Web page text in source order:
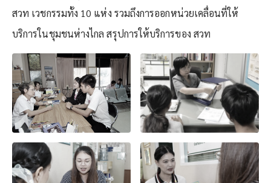
สวท เวชกรรมทั้ง 10 แห่ง รวมถึงการออกหน่วยเคลื่อนที่ให้
บริการในชุมชนห่างไกล สรุปการให้บริการของ สวท